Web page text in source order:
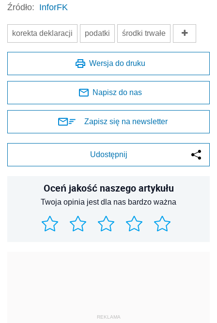
Źródło: InforFK
korekta deklaracji podatki środki trwałe
Wersja do druku
Napisz do nas
Zapisz się na newsletter
Udostępnij
Oceń jakość naszego artykułu
Twoja opinia jest dla nas bardzo ważna
REKLAMA